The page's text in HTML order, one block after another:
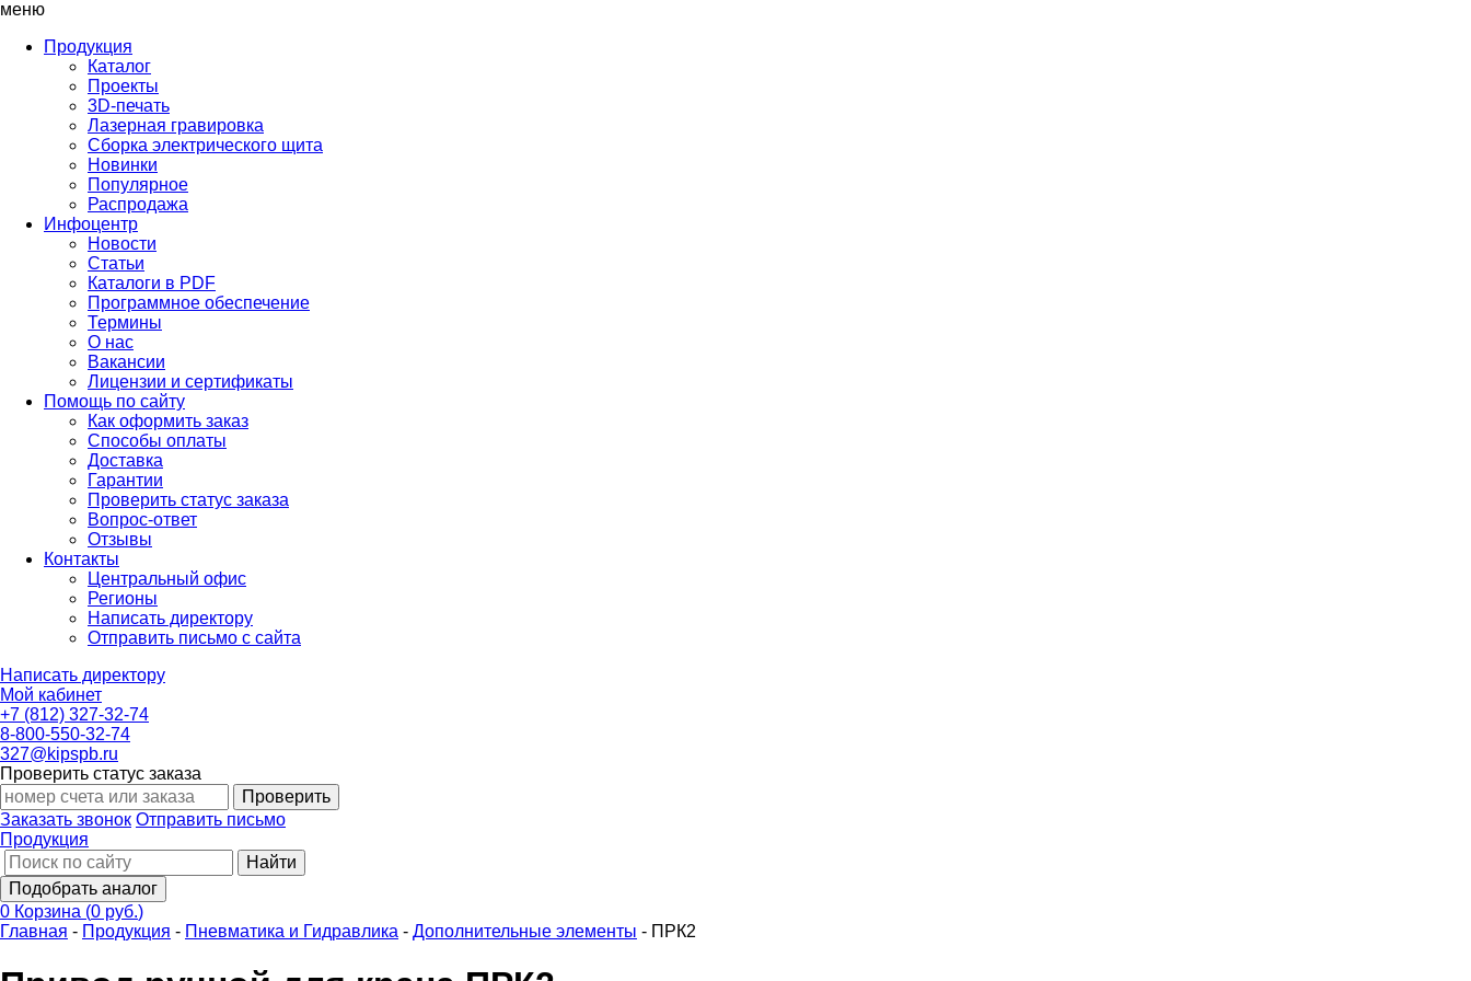
меню
Продукция
Каталог
Проекты
3D-печать
Лазерная гравировка
Сборка электрического щита
Новинки
Популярное
Распродажа
Инфоцентр
Новости
Статьи
Каталоги в PDF
Программное обеспечение
Термины
О нас
Вакансии
Лицензии и сертификаты
Помощь по сайту
Как оформить заказ
Способы оплаты
Доставка
Гарантии
Проверить статус заказа
Вопрос-ответ
Отзывы
Контакты
Центральный офис
Регионы
Написать директору
Отправить письмо с сайта
Написать директору
Мой кабинет
+7 (812) 327-32-74
8-800-550-32-74
327@kipspb.ru
Проверить статус заказа
Проверить
Заказать звонок Отправить письмо
Продукция
Найти
Подобрать аналог
0 Корзина (0 руб.)
Главная - Продукция - Пневматика и Гидравлика - Дополнительные элементы - ПРК2